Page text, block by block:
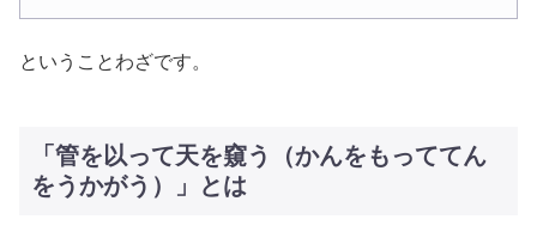
ということわざです。
「管を以って天を窺う（かんをもっててん
をうかがう）」とは